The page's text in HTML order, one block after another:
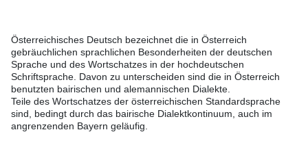
Österreichisches Deutsch bezeichnet die in Österreich
gebräuchlichen sprachlichen Besonderheiten der deutschen
Sprache und des Wortschatzes in der hochdeutschen
Schriftsprache. Davon zu unterscheiden sind die in Österreich
benutzten bairischen und alemannischen Dialekte.
Teile des Wortschatzes der österreichischen Standardsprache
sind, bedingt durch das bairische Dialektkontinuum, auch im
angrenzenden Bayern geläufig.